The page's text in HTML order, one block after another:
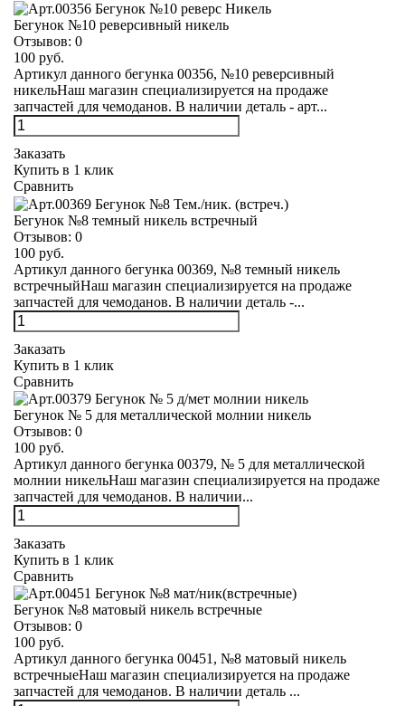
Бегунок №10 реверсивный никель
Отзывов: 0
100 руб.
Артикул данного бегунка 00356, №10 реверсивный
никельНаш магазин специализируется на продаже
запчастей для чемоданов. В наличии деталь - арт...
Заказать
Купить в 1 клик
Сравнить
Бегунок №8 темный никель встречный
Отзывов: 0
100 руб.
Артикул данного бегунка 00369, №8 темный никель
встречныйНаш магазин специализируется на продаже
запчастей для чемоданов. В наличии деталь -...
Заказать
Купить в 1 клик
Сравнить
Бегунок № 5 для металлической молнии никель
Отзывов: 0
100 руб.
Артикул данного бегунка 00379, № 5 для металлической
молнии никельНаш магазин специализируется на продаже
запчастей для чемоданов. В наличии...
Заказать
Купить в 1 клик
Сравнить
Бегунок №8 матовый никель встречные
Отзывов: 0
100 руб.
Артикул данного бегунка 00451, №8 матовый никель
встречныеНаш магазин специализируется на продаже
запчастей для чемоданов. В наличии деталь ...